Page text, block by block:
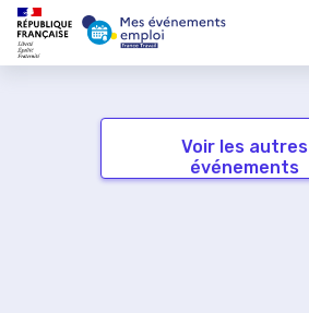
Voir les autres
événements